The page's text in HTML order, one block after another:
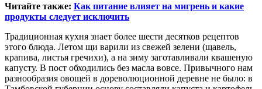
Читайте также: Как питание влияет на мигрень и какие
продукты следует исключить
Традиционная кухня знает более шести десятков рецептов
этого блюда. Летом щи варили из свежей зелени (щавель,
крапива, листья гречихи), а на зиму заготавливали квашеную
капусту. В пост обходились без масла вовсе. Привычного нам
разнообразия овощей в дореволюционной деревне не было: в